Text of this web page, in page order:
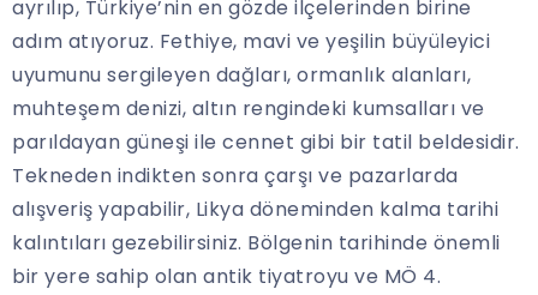
ayrılıp, Türkiye’nin en gözde ilçelerinden birine
adım atıyoruz. Fethiye, mavi ve yeşilin büyüleyici
uyumunu sergileyen dağları, ormanlık alanları,
muhteşem denizi, altın rengindeki kumsalları ve
parıldayan güneşi ile cennet gibi bir tatil beldesidir.
Tekneden indikten sonra çarşı ve pazarlarda
alışveriş yapabilir, Likya döneminden kalma tarihi
kalıntıları gezebilirsiniz. Bölgenin tarihinde önemli
bir yere sahip olan antik tiyatroyu ve MÖ 4.